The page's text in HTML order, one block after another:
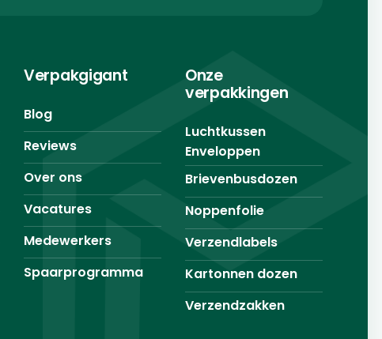
Verpakgigant
Blog
Reviews
Over ons
Vacatures
Medewerkers
Spaarprogramma
Onze
verpakkingen
Luchtkussen
Enveloppen
Brievenbusdozen
Noppenfolie
Verzendlabels
Kartonnen dozen
Verzendzakken